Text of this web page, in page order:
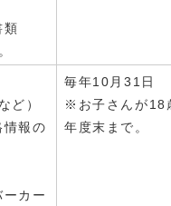
類
ど）
報の
カー
毎年10月31日
※お子さんが18
年度末まで。